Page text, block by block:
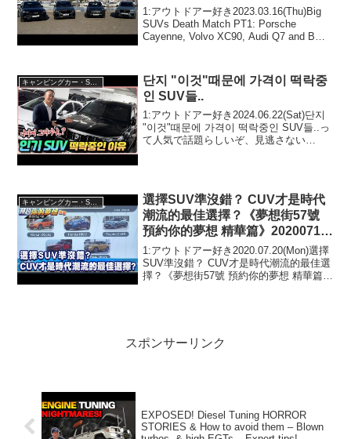
Gear
1:アウトドアー好き2023.03.16(Thu)Big
SUVs Death Match PT1: Porsche
Cayenne, Volvo XC90, Audi Q7 and BMW
キャンピングカー・SUV人気車種
단지 "이것"때문에 가격이 떡락중
인 SUV들..
1:アウトドアー好き2024.06.22(Sat)단지
"이것"때문에 가격이 떡락중인 SUV들..っ
て人気で話題らしいぞ、見逃さない
選擇SUV準沒錯？ CUV才是時代
潮流的最佳選擇？《夢想街57號
預約你的夢想 精華篇》20200717
李冠儀 蔡崑成 謝騰輝
1:アウトドアー好き2020.07.20(Mon)選擇
SUV準沒錯？ CUV才是時代潮流的最佳選
擇？《夢想街57號 預約你的夢想 精華篇》
スポンサーリンク
EXPOSED! Diesel Tuning HORROR
STORIES & How to avoid them – Blown